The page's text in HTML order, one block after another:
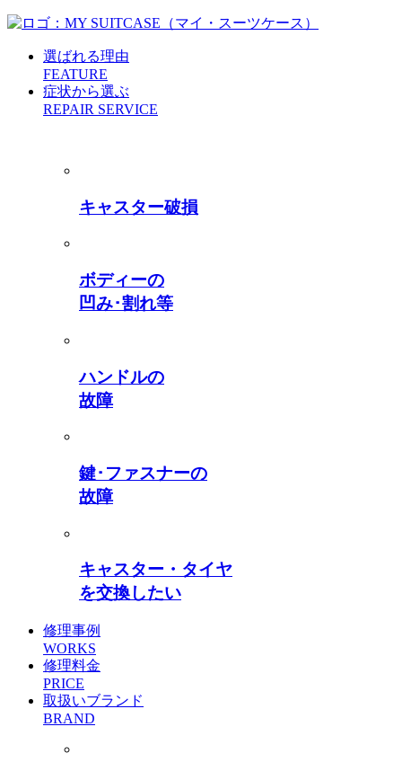
選ばれる理由
FEATURE
症状から選ぶ
REPAIR SERVICE
キャスター破損
ボディーの
凹み･割れ等
ハンドルの
故障
鍵･ファスナーの
故障
キャスター・タイヤ
を交換したい
修理事例
WORKS
修理料金
PRICE
取扱いブランド
BRAND